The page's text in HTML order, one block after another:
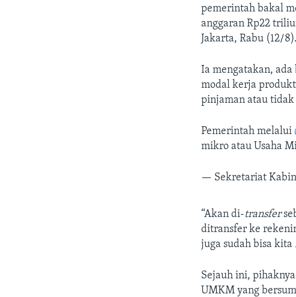
pemerintah bakal
anggaran Rp22
Jakarta, Rabu (12/8).
Ia mengatakan,
modal kerja
pinjaman atau
Pemerintah melalui
mikro atau Usaha
— Sekretariat
“Akan di-transfer
ditransfer ke
juga sudah bisa kita
Sejauh ini,
UMKM yang